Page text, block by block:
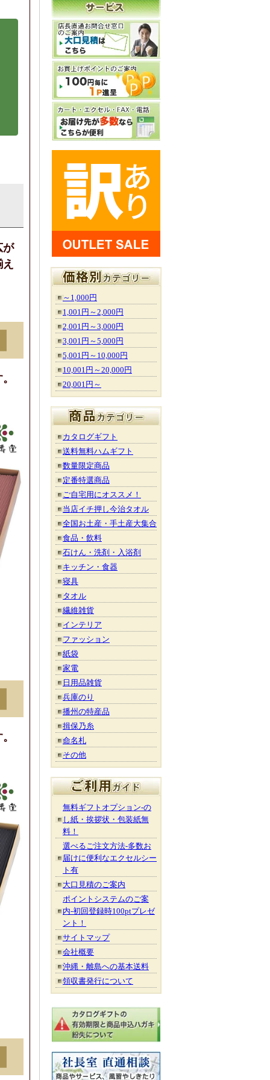
が
～1,000円
1,001円～2,000円
2,001円～3,000円
3,001円～5,000円
5,001円～10,000円
10,001円～20,000円
20,001円～
カタログギフト
送料無料ハムギフト
数量限定商品
定番特選商品
ご自宅用にオススメ！
当店イチ押し今治タオル
全国お土産・手土産大集合
食品・飲料
石けん・洗剤・入浴剤
キッチン・食器
寝具
タオル
繊維雑貨
インテリア
ファッション
紙袋
家電
日用品雑貨
兵庫のり
播州の特産品
揖保乃糸
命名札
その他
無料ギフトオプション-の
し紙・挨拶状・包装紙無
料！
選べるご注文方法-多数お
届けに便利なエクセルシー
ト有
大口見積のご案内
ポイントシステムのご案
内-初回登録時100ptプレゼ
ント！
サイトマップ
会社概要
沖縄・離島への基本送料
領収書発行について